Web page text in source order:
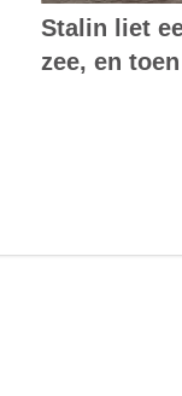
Stalin liet
zee, en